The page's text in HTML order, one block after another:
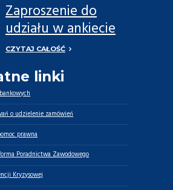
Zaproszenie do
udziału w ankiecie
dotyczącej potrzeb
opiekunów
faktycznych oraz
osób zależnych
CZYTAJ CAŁOŚĆ
linki
o udzielenie zamówień
prawna
Poradnictwa Zawodowego
Kryzysowej